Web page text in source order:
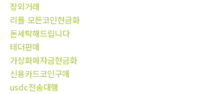
장외거래
리플 모든코인현금화
돈세탁해드립니다
테더판매
가상화폐자금현금화
신용카드코인구매
usdc전송대행